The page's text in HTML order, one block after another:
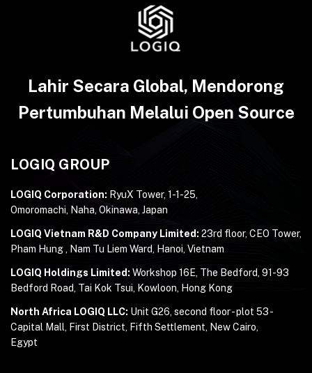
Lahir Secara Global, Mendorong
Pertumbuhan Melalui Open Source
LOGIQ GROUP
LOGIQ Corporation: RyuX Tower, 1-1-25,
Omoromachi, Naha, Okinawa, Japan
LOGIQ Vietnam R&D Company Limited: 23rd floor, CEO Tower,
Pham Hung , Nam Tu Liem Ward, Hanoi, Vietnam
LOGIQ Holdings Limited: Workshop 16E, The Bedford, 91-93
Bedford Road, Tai Kok Tsui, Kowloon, Hong Kong
North Africa LOGIQ LLC: Unit G26, second floor - plot 53 -
Capital Mall, First District, Fifth Settlement, New Cairo,
Egypt